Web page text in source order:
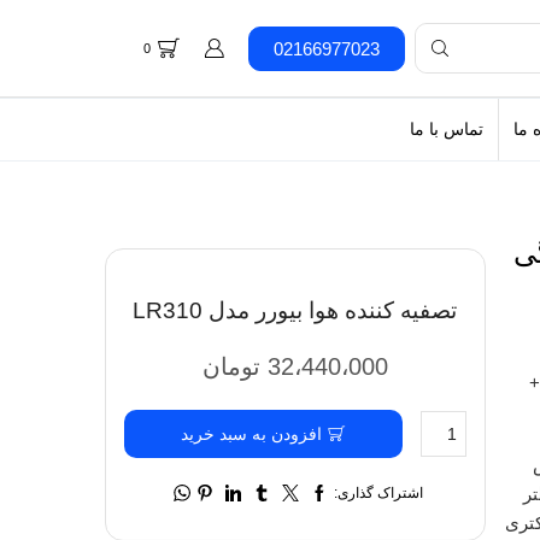
02166977023
0
ما تماس با ما
تصفیه کننده هوا بیورر مدل LR310
32،440،000 تومان
افزودن به سبد خرید
اشتراک گذاری: